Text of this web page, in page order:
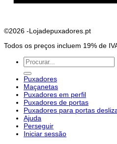
©2026 -Lojadepuxadores.pt
Todos os preços incluem 19% de
Pesquisar
por:
Puxadores
Maçanetas
Puxadores em perfil
Puxadores de portas
Puxadores para portas
Ajuda
Perseguir
Iniciar sessão